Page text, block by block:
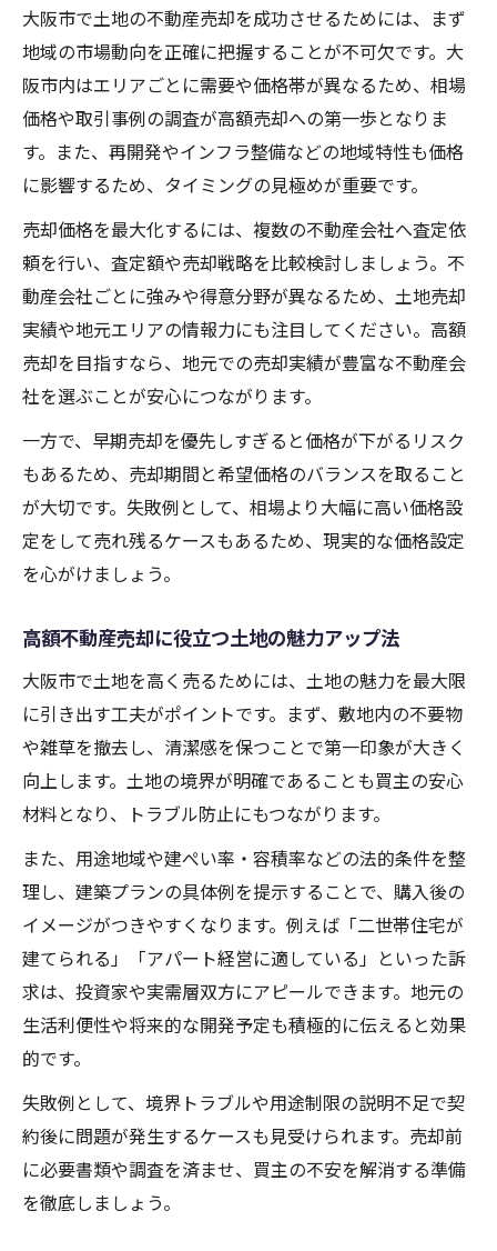
大阪市で土地の不動産売却を成功させるためには、まず
地域の市場動向を正確に把握することが不可欠です。大
阪市内はエリアごとに需要や価格帯が異なるため、相場
価格や取引事例の調査が高額売却への第一歩となりま
す。また、再開発やインフラ整備などの地域特性も価格
に影響するため、タイミングの見極めが重要です。
売却価格を最大化するには、複数の不動産会社へ査定依
頼を行い、査定額や売却戦略を比較検討しましょう。不
動産会社ごとに強みや得意分野が異なるため、土地売却
実績や地元エリアの情報力にも注目してください。高額
売却を目指すなら、地元での売却実績が豊富な不動産会
社を選ぶことが安心につながります。
一方で、早期売却を優先しすぎると価格が下がるリスク
もあるため、売却期間と希望価格のバランスを取ること
が大切です。失敗例として、相場より大幅に高い価格設
定をして売れ残るケースもあるため、現実的な価格設定
を心がけましょう。
高額不動産売却に役立つ土地の魅力アップ法
大阪市で土地を高く売るためには、土地の魅力を最大限
に引き出す工夫がポイントです。まず、敷地内の不要物
や雑草を撤去し、清潔感を保つことで第一印象が大きく
向上します。土地の境界が明確であることも買主の安心
材料となり、トラブル防止にもつながります。
また、用途地域や建ぺい率・容積率などの法的条件を整
理し、建築プランの具体例を提示することで、購入後の
イメージがつきやすくなります。例えば「二世帯住宅が
建てられる」「アパート経営に適している」といった訴
求は、投資家や実需層双方にアピールできます。地元の
生活利便性や将来的な開発予定も積極的に伝えると効果
的です。
失敗例として、境界トラブルや用途制限の説明不足で契
約後に問題が発生するケースも見受けられます。売却前
に必要書類や調査を済ませ、買主の不安を解消する準備
を徹底しましょう。